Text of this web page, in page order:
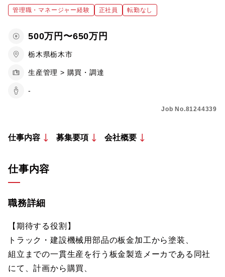
管理職・マネージャー経験 正社員 転勤なし
500万円〜650万円
栃木県栃木市
生産管理 > 購買・調達
-
Job No.81244339
仕事内容 募集要項 会社概要
仕事内容
職務詳細
【期待する役割】
トラック・建設機械用部品の板金加工から塗装、
組立までの一貫生産を行う板金製造メーカである同社
にて、計画から購買、